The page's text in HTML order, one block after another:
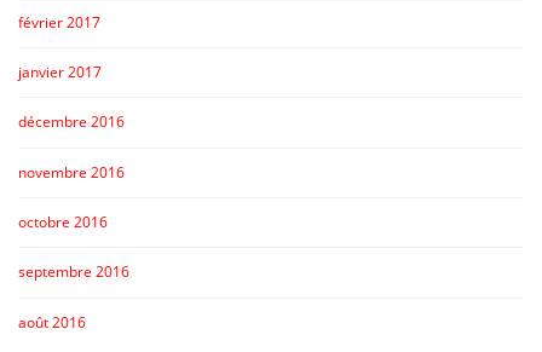
février 2017
janvier 2017
décembre 2016
novembre 2016
octobre 2016
septembre 2016
août 2016